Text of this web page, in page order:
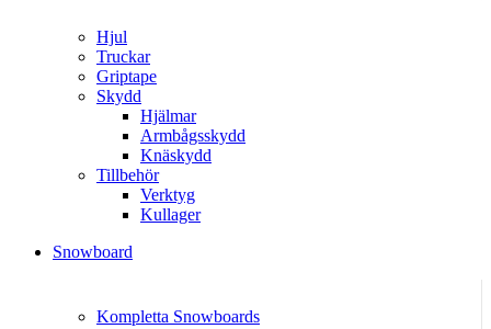
Hjul
Truckar
Griptape
Skydd
Hjälmar
Armbågsskydd
Knäskydd
Tillbehör
Verktyg
Kullager
Snowboard
Kompletta Snowboards